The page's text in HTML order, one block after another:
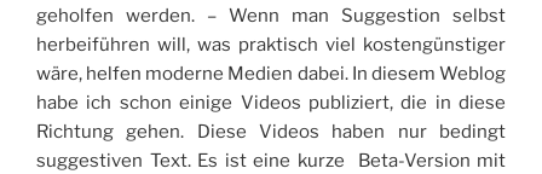
geholfen werden. – Wenn man Suggestion selbst
herbeiführen will, was praktisch viel kostengünstiger
wäre, helfen moderne Medien dabei. In diesem Weblog
habe ich schon einige Videos publiziert, die in diese
Richtung gehen. Diese Videos haben nur bedingt
suggestiven Text. Es ist eine kurze Beta-Version mit